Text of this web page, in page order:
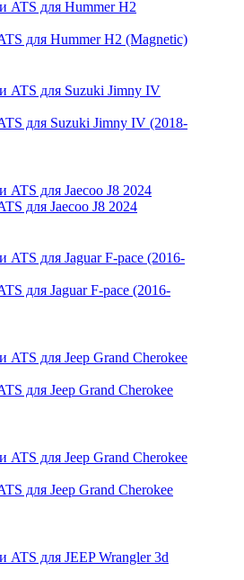
для Hummer H2 (Magnetic)
для Suzuki Jimny IV (2018-
для Jaecoo J8 2024
для Jaguar F-pace (2016-
для Jeep Grand Cherokee
для Jeep Grand Cherokee